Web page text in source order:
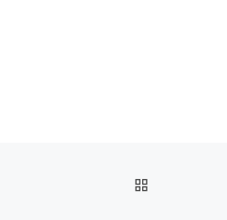
VOLVER